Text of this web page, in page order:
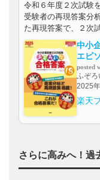
令和６年度２次試験
受験者の再現答案分
た再現答案で、２次
中小
エピ
posted
ふぞろ
2025
楽天
さらに高みへ！過